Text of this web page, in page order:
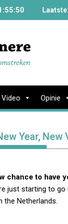
Video Opinie
Year, New
chance to have
just starting to go
the Netherlands.